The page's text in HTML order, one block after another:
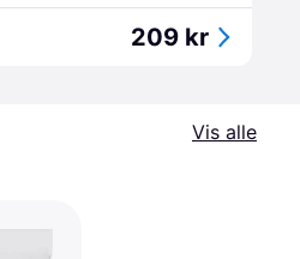
209 kr
Vis alle